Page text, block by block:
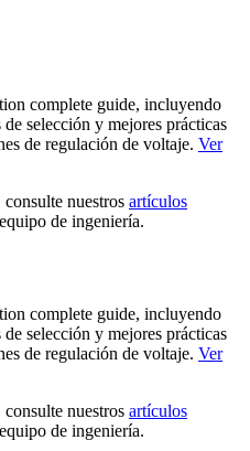
complete guide, incluyendo
selección y mejores prácticas
de regulación de voltaje. Ver
nuestros artículos
de ingeniería.
complete guide, incluyendo
selección y mejores prácticas
de regulación de voltaje. Ver
nuestros artículos
de ingeniería.